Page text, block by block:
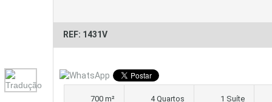
REF: 1431V
700 m² 4 Quartos 1 Suíte